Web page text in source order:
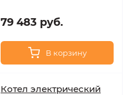
79 483 руб.
В корзину
Котел электрический